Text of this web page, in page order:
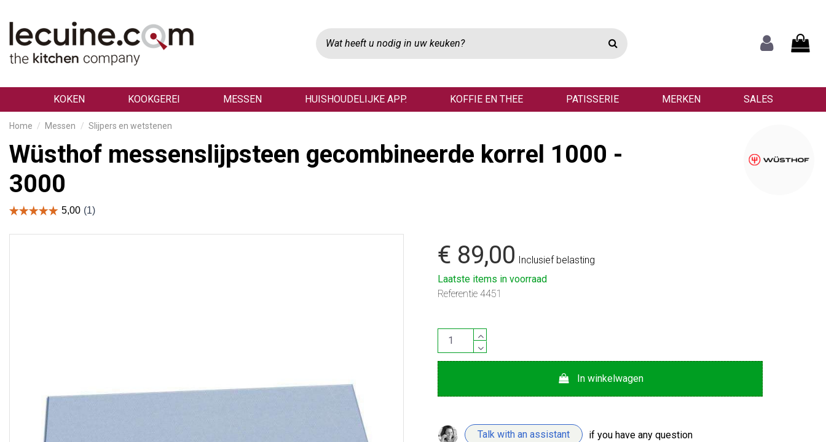
KOKEN KOOKGEREI MESSEN HUISHOUDELIJKE APP. KOFFIE EN THEE PATISSERIE MERKEN SALES
Home Messen Slijpers en wetstenen
Wüsthof messenslijpsteen gecombineerde korrel 1000 -
3000
€ 89,00 Inclusief belasting
Laatste items in voorraad
Referentie 4451
In winkelwagen
Talk with an assistant if you have any question